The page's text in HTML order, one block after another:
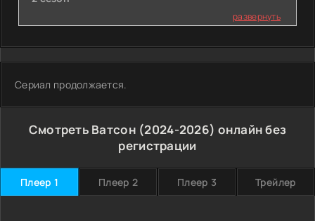
развернуть
Сериал продолжается.
Смотреть Ватсон (2024-2026) онлайн без
регистрации
Плеер 1 Плеер 2 Плеер 3 Трейлер